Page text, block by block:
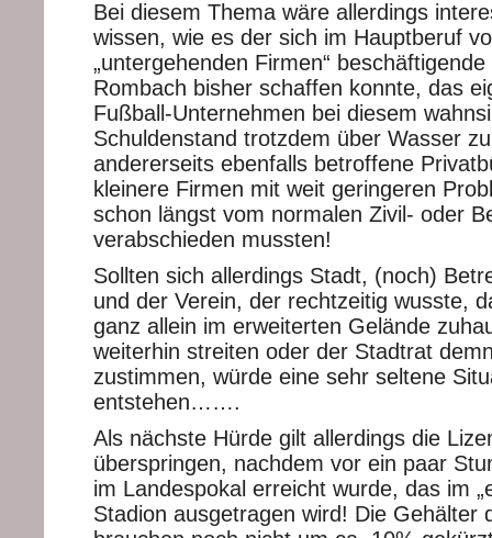
Bei diesem Thema wäre allerdings
wissen, wie es der sich im Hauptberuf
„untergehenden Firmen“
Rombach bisher schaffen konnte, das
Fußball-Unternehmen bei diesem
Schuldenstand trotzdem über Wasser
andererseits ebenfalls betroffene
kleinere Firmen mit weit geringeren
schon längst vom normalen Zivil- oder
verabschieden mussten!
Sollten sich allerdings Stadt, (noch)
und der Verein, der rechtzeitig wusste,
ganz allein im erweiterten Gelände
weiterhin streiten oder der Stadtrat
zustimmen, würde eine sehr seltene
entstehen…….
Als nächste Hürde gilt allerdings die
überspringen, nachdem vor ein paar
im Landespokal erreicht wurde, das im
Stadion ausgetragen wird! Die Gehälter